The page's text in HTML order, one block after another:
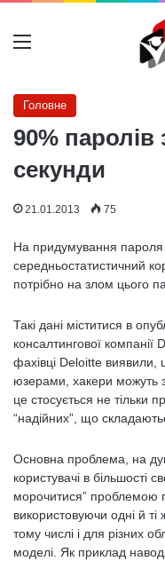
Меню
Головне
90%
секунди
21.01.2013 75
На придумування пароля
середньостатистичний
потрібно на злом цього
Такі дані міститися в
консалтингової
фахівці Deloitte
юзерами, хакери можуть
це стосується не тільки
“надійних”, що
Основна проблема, на
користувачі в більшості
морочитися” проблемою
використовуючи одні й
тому числі і для різних
моделі. Як приклад